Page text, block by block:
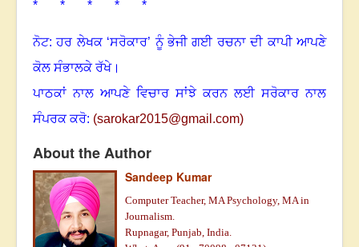
* * * * *
ਨੋਟ: ਹਰ ਲੇਖਕ ‘ਸਰੋਕਾਰ’ ਨੂੰ ਭੇਜੀ ਗਈ ਰਚਨਾ ਦੀ ਕਾਪੀ ਆਪਣੇ
ਕੋਲ ਸੰਭਾਲਕੇ ਰੱਖੇ।
ਪਾਠਕਾਂ ਨਾਲ ਆਪਣੇ ਵਿਚਾਰ ਸਾਂਝੇ ਕਰਨ ਲਈ ਸਰੋਕਾਰ ਨਾਲ
ਸੰਪਰਕ ਕਰੋ: (sarokar2015@gmail.com)
About the Author
Sandeep Kumar
Computer Teacher, MA Psychology, MA in
Journalism.
Rupnagar, Punjab, India.